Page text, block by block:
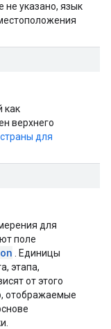
не указано, язык
как
верхнего
для
для
поле
. Единицы
этапа,
от этого
отображаемые